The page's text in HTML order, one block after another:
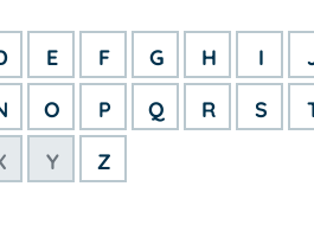
E F G H I
O P Q R S
Y Z